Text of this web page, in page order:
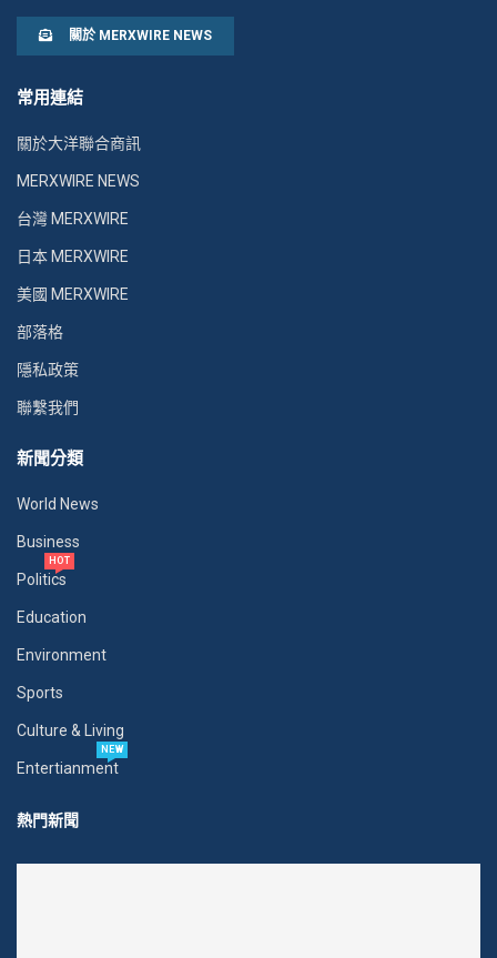
關於 MERXWIRE NEWS
常用連結
關於大洋聯合商訊
MERXWIRE NEWS
台灣 MERXWIRE
日本 MERXWIRE
美國 MERXWIRE
部落格
隱私政策
聯繫我們
新聞分類
World News
Business
Politics
HOT
Education
Environment
Sports
Culture & Living
Entertianment
NEW
熱門新聞